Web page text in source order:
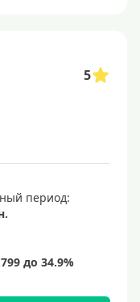
5
период: